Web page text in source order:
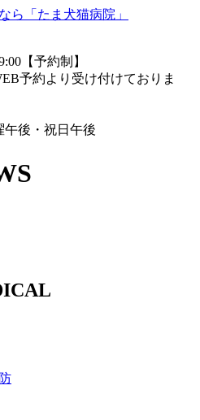
【予約制】
予約より受け付けておりま
午後・祝日午後